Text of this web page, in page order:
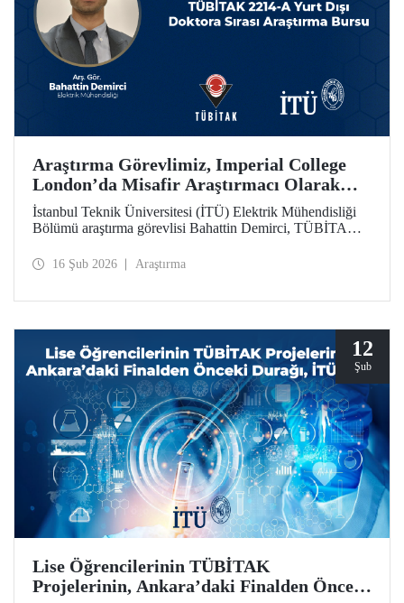
Araştırma Görevlimiz, Imperial College
London’da Misafir Araştırmacı Olarak
Çalışacak
İstanbul Teknik Üniversitesi (İTÜ) Elektrik Mühendisliği
Bölümü araştırma görevlisi Bahattin Demirci, TÜBİTAK
kapsamında Imperial College London’da 1 yıl süreyle
16 Şub 2026 Araştırma
12
Şub
Lise Öğrencilerinin TÜBİTAK
Projelerinin, Ankara’daki Finalden Önceki